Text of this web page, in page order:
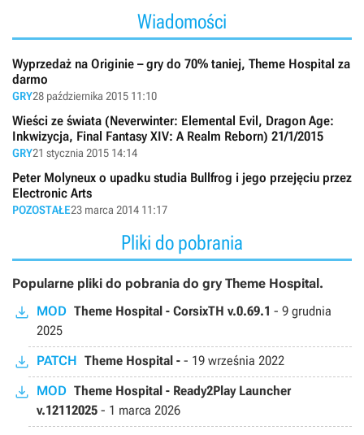
Wiadomości
Wyprzedaż na Originie – gry do 70% taniej, Theme Hospital za
darmo
GRY28 października 2015 11:10
Wieści ze świata (Neverwinter: Elemental Evil, Dragon Age:
Inkwizycja, Final Fantasy XIV: A Realm Reborn) 21/1/2015
GRY21 stycznia 2015 14:14
Peter Molyneux o upadku studia Bullfrog i jego przejęciu przez
Electronic Arts
POZOSTAŁE23 marca 2014 11:17
Pliki do pobrania
Popularne pliki do pobrania do gry Theme Hospital.
MOD Theme Hospital - CorsixTH v.0.69.1 - 9 grudnia
2025
PATCH Theme Hospital - - 19 września 2022
MOD Theme Hospital - Ready2Play Launcher
v.12112025 - 1 marca 2026